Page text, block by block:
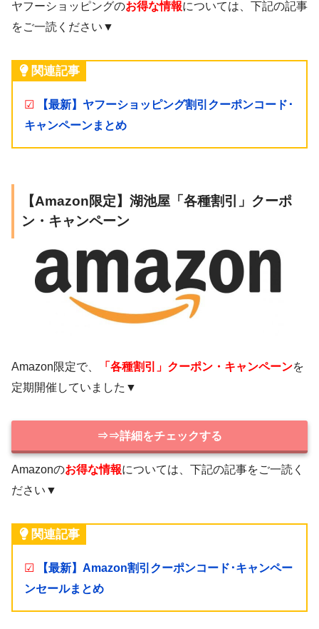
ヤフーショッピングのお得な情報については、下記の記事
をご一読ください▼
関連記事
☑
【最新】ヤフーショッピング割引クーポンコード･
キャンペーンまとめ
【Amazon限定】湖池屋「各種割引」クーポ
ン・キャンペーン
Amazon限定で、 「各種割引」クーポン・キャンペーンを
定期開催していました▼
⇒⇒詳細をチェックする
Amazonのお得な情報については、下記の記事をご一読く
ださい▼
関連記事
☑
【最新】Amazon割引クーポンコード･キャンペー
ンセールまとめ